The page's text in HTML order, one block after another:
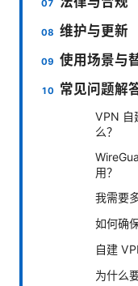
维护与更新
使用场景与
常见问题解
VPN 自
么？
用？
我需要
如何确
自建
为什么